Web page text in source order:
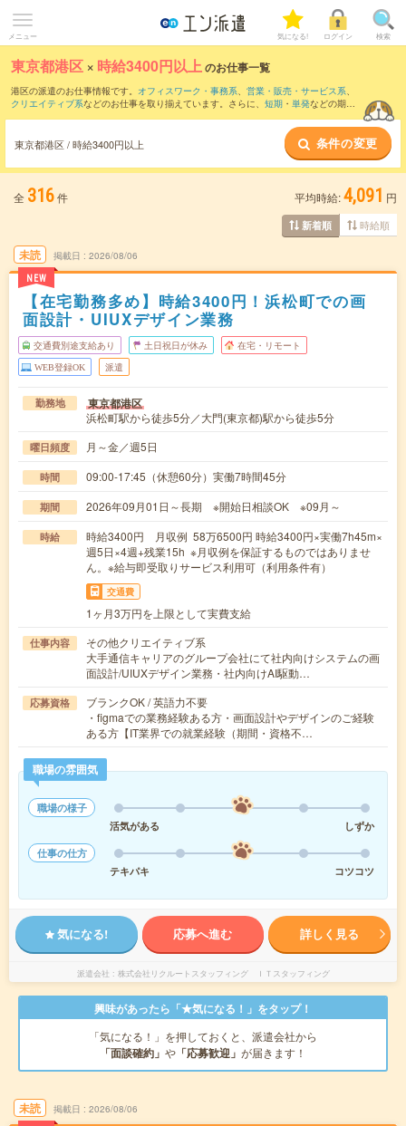
メニュー 気になる! ログイン 検索
東京都港区 × 時給3400円以上のお仕事一覧
港区の派遣のお仕事情報です。 オフィスワーク・事務系、 営業・販売・サービス系、
クリエイティブ系などのお仕事を取り揃えています。さらに、 短期 ・ 単発などの期間
東京都港区 / 時給3400円以上 条件の変更
全 316件 平均時給:4,091 円
新着順 時給順
未読
NEW
掲載日 2026/08/06
【在宅勤務多め】時給3400円！浜松町での画
面設計・UIUXデザイン業務
交通費別途支給あり 土日祝日が休み 在宅・リモート
WEB登録OK 派遣
勤務地 東京都港区
浜松町駅から徒歩5分／大門(東京都)駅から徒歩5分
曜日頻度 月～金／週5日
時間 09:00-17:45（休憩60分）実働7時間45分
期間 2026年09月01日～長期 ※開始日相談OK ※09月～
時給
時給3400円 月収例 58万6500円 時給3400円×実働7h45m×
週5日×4週+残業15h ※月収例を保証するものではありませ
ん。※給与即受取りサービス利用可（利用条件有）
交通費
1ヶ月3万円を上限として実費支給
仕事内容
その他クリエイティブ系
大手通信キャリアのグループ会社にて社内向けシステムの画
面設計/UIUXデザイン業務・社内向けAI駆動…
応募資格
ブランクOK / 英語力不要
・figmaでの業務経験ある方・画面設計やデザインのご経験
ある方【IT業界での就業経験（期間・資格不…
職場の雰囲気
職場の様子
活気がある
しずか
仕事の仕方
テキパキ
コツコツ
気になる! 応募へ進む 詳しく見る
派遣会社 株式会社リクルートスタッフィング ＩＴスタッフィング
興味があったら「★気になる！」をタップ！
「気になる！」を押しておくと、派遣会社から
「面談確約」 や 「応募歓迎」 が届きます！
未読 掲載日 2026/08/06